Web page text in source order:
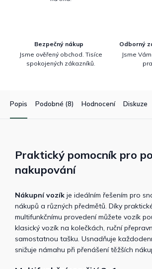
Bezpečný nákup
Jsme ověřený obchod. Tisíce
spokojených zákazníků.
Odborný
Jsme
Popis Podobné (8) Hodnocení Diskuze
Praktický pomocník pro
nakupování
Nákupní vozík je ideálním řešením pro
nákupů a různých předmětů. Díky
multifunkčnímu provedení můžete vozík
klasický vozík na kolečkách, ruční
samostatnou tašku. Usnadňuje
snižuje námahu při přenášení těžších